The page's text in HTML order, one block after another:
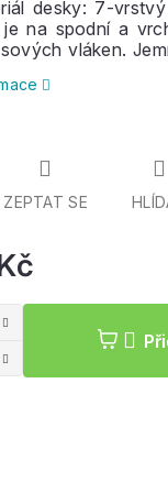
desky: 7-
na spodní a
vláken.
Alloy trucky,
ZEPTAT SE